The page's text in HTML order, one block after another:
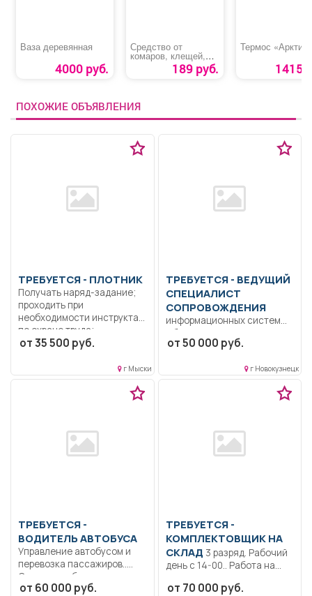
Ваза деревянная
4000 руб.
Средство от
комаров, клещей,
мошки, слепней,
блох «Picnic189 руб.
Термос
1415
ПОХОЖИЕ ОБЪЯВЛЕНИЯ
ТРЕБУЕТСЯ - ПЛОТНИК
Получать наряд-задание;
проходить при
необходимости инструктаж
по охране труда;...
от 35 500 руб.
г Мыски
ТРЕБУЕТСЯ - ВЕДУЩИЙ
СПЕЦИАЛИСТ
СОПРОВОЖДЕНИЯ
информационных систем
Образование: Высшее
образование —
сопровождение ИС:...
от 50 000 руб.
г Новокузнецк
ТРЕБУЕТСЯ -
ВОДИТЕЛЬ АВТОБУСА
Управление автобусом и
перевозка пассажиров..
Сменная работа..
от 60 000 руб.
ТРЕБУЕТСЯ -
КОМПЛЕКТОВЩИК НА
СКЛАД3 разряд. Рабочий
день с 14-00.. Работа на
от 70 000 руб.